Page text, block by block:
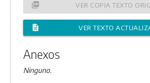
picture_as_pdf VER COPIA TEXTO
description VER TEXTO
Anexos
Ninguno.